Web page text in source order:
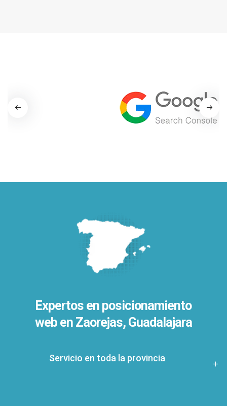
Expertos en posicionamiento
web en Zaorejas, Guadalajara
Servicio en toda la provincia